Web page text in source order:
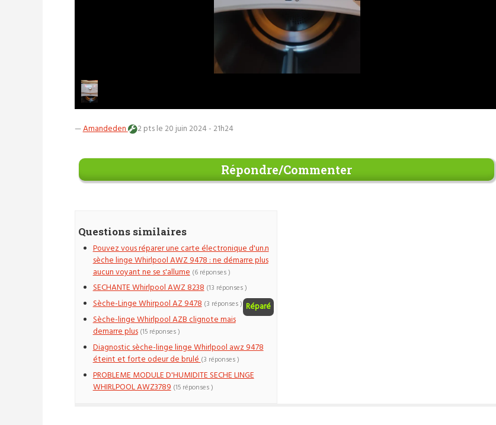
—Amandeden 2 ptsle 20 juin 2024 - 21h24
Répondre/Commenter
Questions similaires
Pouvez vous réparer une carte électronique d'un.n
sèche linge Whirlpool AWZ 9478 : ne démarre plus
aucun voyant ne se s'allume (6 réponses )
SECHANTE Whirlpool AWZ 8238 (13 réponses )
Sèche-Linge Whirpool AZ 9478 Réparé
(3 réponses )
Sèche-linge Whirlpool AZB clignote mais
demarre plus (15 réponses )
Diagnostic sèche-linge linge Whirlpool awz 9478
éteint et forte odeur de brulé(3 réponses )
PROBLEME MODULE D'HUMIDITE SECHE LINGE
WHIRLPOOL AWZ3789 (15 réponses )